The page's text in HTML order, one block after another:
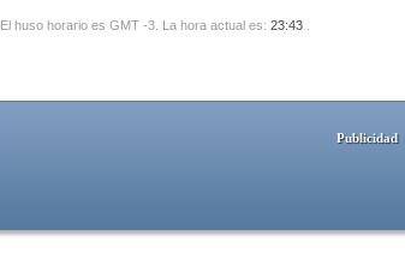
El huso horario es GMT -3. La hora actual es: 23:43
Publicidad